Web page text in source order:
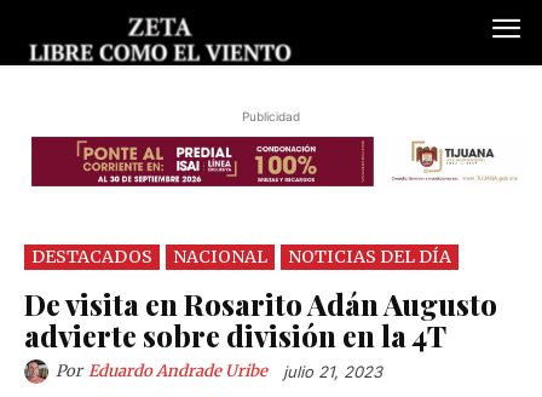
Publicidad
DESTACADOS NACIONAL NOTICIAS DEL DÍA
De visita en Rosarito Adán Augusto
advierte sobre división en la 4T
Por Eduardo Andrade Uribe julio 21, 2023